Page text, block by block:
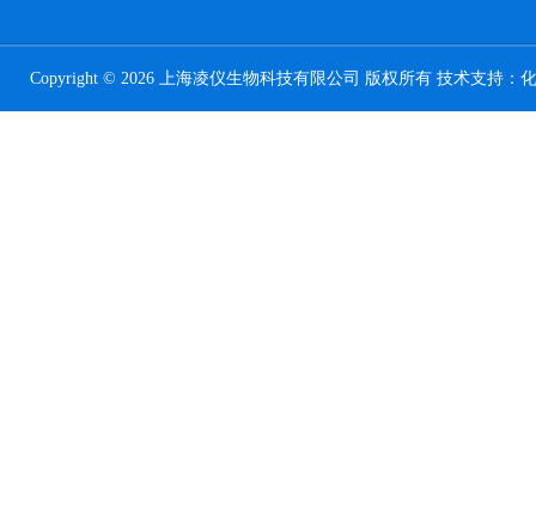
Copyright © 2026 上海凌仪生物科技有限公司 版权所有 技术支持：